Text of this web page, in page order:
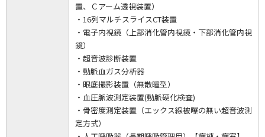
置、Ｃアーム透視装置）
・16列マルチスライスCT装置
・電子内視鏡（上部消化管内視鏡・下部消化管内視
鏡）
・超音波診断装置
・動脈血ガス分析器
・眼底撮影装置（無散瞳型）
・血圧脈波測定装置(動脈硬化検査)
・骨密度測定装置（エックス線被曝の無い超音波測
定方式）